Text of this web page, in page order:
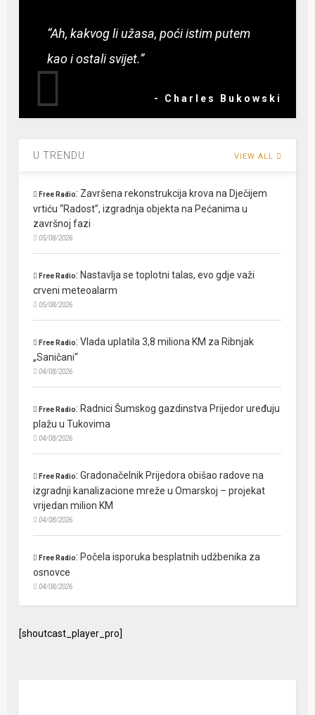
“Ah, kakvog li užasa, poći istim putem
kao i ostali svijet.”
- Charles Bukowski
U TRENDU VIEW ALL
Free Radio: Završena rekonstrukcija krova na Dječijem
vrtiću “Radost”, izgradnja objekta na Pećanima u
završnoj fazi
05/08/2026
Free Radio: Nastavlja se toplotni talas, evo gdje važi
crveni meteoalarm
05/08/2026
Free Radio:Vlada uplatila 3,8 miliona KM za Ribnjak
„Saničani“
04/08/2026
Free Radio: Radnici Šumskog gazdinstva Prijedor uređuju
plažu u Tukovima
04/08/2026
Free Radio:Gradonačelnik Prijedora obišao radove na
izgradnji kanalizacione mreže u Omarskoj – projekat
vrijedan milion KM
04/08/2026
Free Radio: Počela isporuka besplatnih udžbenika za
osnovce
04/08/2026
[shoutcast_player_pro]